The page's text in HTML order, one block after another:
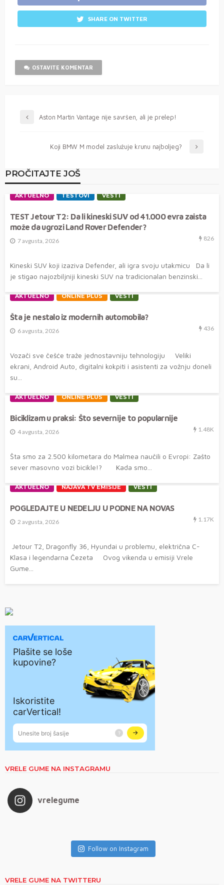
SHARE ON TWITTER
OSTAVITE KOMENTAR
Aston Martin Vantage nije savršen, ali je prelep!
Koji BMW M model zaslužuje krunu najboljeg?
PROČITAJTE JOŠ
AKTUELNO TESTOVI VESTI
TEST Jetour T2: Da li kineski SUV od 41.000 evra zaista
može da ugrozi Land Rover Defender?
7 avgusta, 2026 826
Kineski SUV koji izaziva Defender, ali igra svoju utakmicu Da li
je stigao najozbiljniji kineski SUV na tradicionalan benzinski...
AKTUELNO ONLINE PLUS VESTI
Šta je nestalo iz modernih automobila?
6 avgusta, 2026 436
Vozači sve češće traže jednostavniju tehnologiju Veliki
ekrani, Android Auto, digitalni kokpiti i asistenti za vožnju doneli
su...
AKTUELNO ONLINE PLUS VESTI
Biciklizam u praksi: Što severnije to popularnije
4 avgusta, 2026 1.48K
Šta smo za 2.500 kilometara do Malmea naučili o Evropi: Zašto
sever masovno vozi bicikle!? Kada smo...
AKTUELNO NAJAVA TV EMISIJE VESTI
POGLEDAJTE U NEDELJU U PODNE NA NOVAS
2 avgusta, 2026 1.17K
Jetour T2, Dragonfly 36, Hyundai u problemu, električna C-
Klasa i legendarna Čezeta Ovog vikenda u emisiji Vrele
Gume...
VRELE GUME NA INSTAGRAMU
vrelegume
Follow on Instagram
VRELE GUME NA TWITTERU